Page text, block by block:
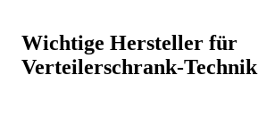
Wichtige Hersteller für
Verteilerschrank-Technik